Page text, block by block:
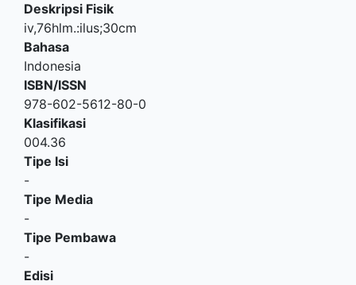
Deskripsi Fisik
iv,76hlm.:ilus;30cm
Bahasa
Indonesia
ISBN/ISSN
978-602-5612-80-0
Klasifikasi
004.36
Tipe Isi
-
Tipe Media
-
Tipe Pembawa
-
Edisi